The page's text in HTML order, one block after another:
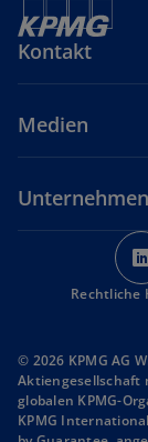
Kontakt
Medien
Unternehmen
Rechtliche
© 2026 KPMG AG
Aktiengesellschaft
globalen KPMG-
KPMG